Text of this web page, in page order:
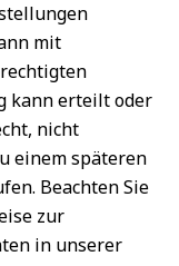
mit
kann erteilt oder
nicht
einem späteren
Beachten Sie
zur
in unserer